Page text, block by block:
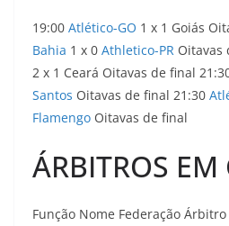
19:00 Atlético-GO 1 x 1 Goiás
Bahia 1 x 0 Athletico-PR Oitavas
2 x 1 Ceará Oitavas de final
Santos Oitavas de final 21:30
Flamengo Oitavas de final
ÁRBITROS EM
Função Nome Federação